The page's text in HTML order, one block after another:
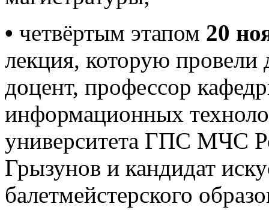
• четвёртым этапом 20
лекция, которую провели
доцент, профессор
информационных
университета ГПС МЧС
Грызунов и кандидат
балетмейстерского